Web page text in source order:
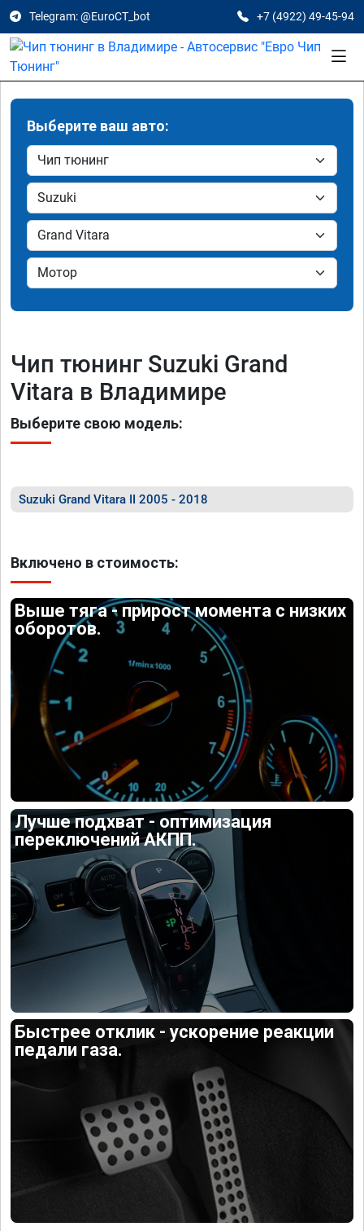
Telegram: @EuroCT_bot +7 (4922) 49-45-94
Выберите ваш авто:
Чип тюнинг Suzuki Grand
Vitara в Владимире
Выберите свою модель:
Suzuki Grand Vitara II 2005 - 2018
Включено в стоимость:
Выше тяга - прирост момента с низких
оборотов.
Лучше подхват - оптимизация
переключений АКПП.
Быстрее отклик - ускорение реакции
педали газа.